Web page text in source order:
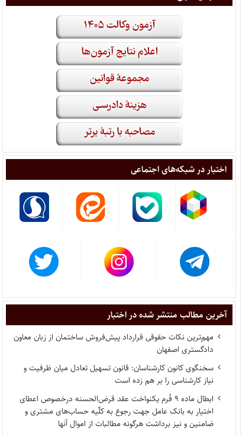
اختبار در شبکه‌های اجتماعی
آخرین مطالب منتشر شده در اختبار
مهم‌ترین نکات حقوقی قرارداد پیش‌فروش ساختمان از زبان معاون
دادگستری اصفهان
سخنگوی کانون کارشناسان: قانون تسهیل تعادل میان ظرفیت و
نیاز کارشناسی را بر هم زده است
ابطال ماده ۹ فُرم یکنواخت عقد قرض‌الحسنه درخصوص اعطای
اختیار به بانک عامل جهت رجوع به کلّیه حساب‌های مشتری و
ضامنین و نیز برداشت هرگونه مطالبات از اموال آنها